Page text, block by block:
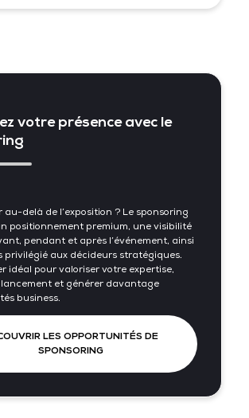
votre présence avec le
au-delà de l’exposition ? Le sponsoring
positionnement premium, une visibilité
pendant et après l’événement, ainsi
privilégié aux décideurs stratégiques.
idéal pour valoriser votre expertise,
et générer davantage
business.
LES OPPORTUNITÉS DE
SPONSORING